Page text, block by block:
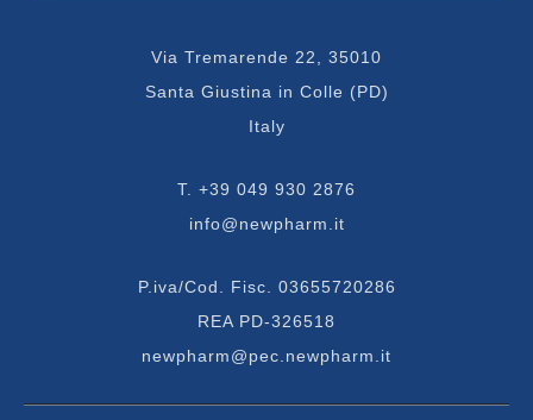
Via Tremarende 22, 35010
Santa Giustina in Colle (PD)
Italy
T. +39 049 930 2876
info@newpharm.it
P.iva/Cod. Fisc. 03655720286
REA PD-326518
newpharm@pec.newpharm.it